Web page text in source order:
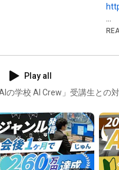
✅
セ
Play all
学校 AI Crew」受講生との対